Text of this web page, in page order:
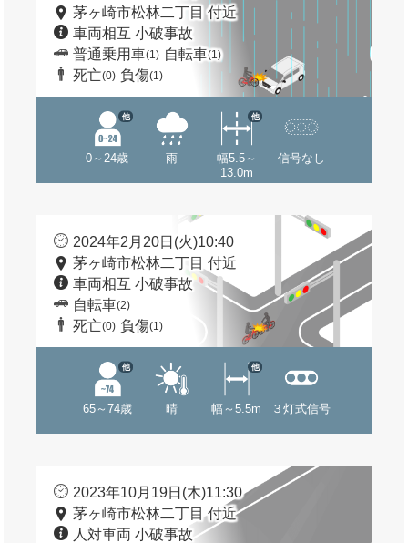
茅ヶ崎市松林二丁目 付近
車両相互 小破事故
普通乗用車(1) 自転車(1)
死亡(0) 負傷(1)
0～24歳
他
雨
幅5.5～
13.0m
他
信号なし
2024年2月20日(火)10:40
茅ヶ崎市松林二丁目 付近
車両相互 小破事故
自転車(2)
死亡(0) 負傷(1)
65～74歳
他
晴 幅～5.5m
他
３灯式信号
2023年10月19日(木)11:30
茅ヶ崎市松林二丁目 付近
人対車両 小破事故